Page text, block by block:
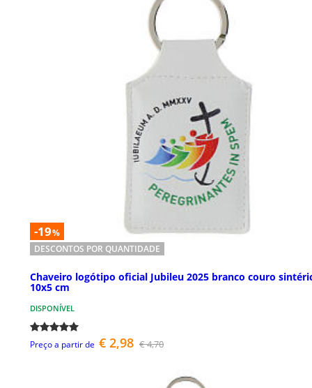
-19%
DESCONTOS POR QUANTIDADE
Chaveiro logótipo oficial Jubileu 2025 branco couro
10x5 cm
DISPONÍVEL
Preço a partir de € 2,98 € 4,70